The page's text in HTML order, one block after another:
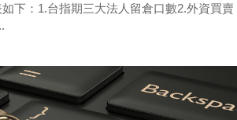
下：1.台指期三大法人留倉口數2.外資買賣